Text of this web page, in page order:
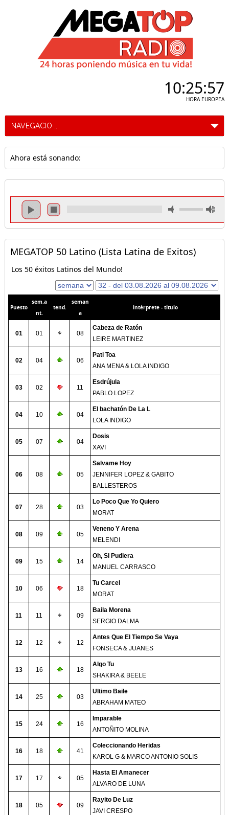
10:25:58
HORA EUROPEA
Ahora está sonando:
MEGATOP 50 Latino (Lista Latina de Exitos)
Los 50 éxitos Latinos del Mundo!
Puesto
sem.a
nt.
tend.
seman
a
intérprete - título
01 01 08
Cabeza de Ratón
LEIRE MARTINEZ
02 04 06
Pati Toa
ANA MENA & LOLA INDIGO
03 02 11
Esdrújula
PABLO LOPEZ
04 10 04
El bachatón De La L
LOLA INDIGO
05 07 04
Dosis
XAVI
06 08 05
Salvame Hoy
JENNIFER LOPEZ & GABITO
BALLESTEROS
07 28 03
Lo Poco Que Yo Quiero
MORAT
08 09 05
Veneno Y Arena
MELENDI
09 15 14
Oh, Si Pudiera
MANUEL CARRASCO
10 06 18
Tu Carcel
MORAT
11 11 09
Baila Morena
SERGIO DALMA
12 12 12
Antes Que El Tiempo Se Vaya
FONSECA & JUANES
13 16 18
Algo Tu
SHAKIRA & BEELE
14 25 03
Ultimo Baile
ABRAHAM MATEO
15 24 16
Imparable
ANTOÑITO MOLINA
16 18 41
Coleccionando Heridas
KAROL G & MARCO ANTONIO SOLIS
17 17 05
Hasta El Amanecer
ALVARO DE LUNA
18 05 09
Rayito De Luz
JAVI CRESPO